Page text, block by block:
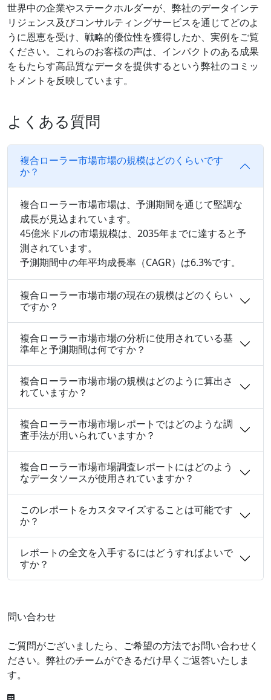
世界中の企業やステークホルダーが、弊社のデータインテ
リジェンス及びコンサルティングサービスを通じてどのよ
うに恩恵を受け、戦略的優位性を獲得したか、実例をご覧
ください。これらのお客様の声は、インパクトのある成果
をもたらす高品質なデータを提供するという弊社のコミッ
トメントを反映しています。
よくある質問
複合ローラー市場市場の規模はどのくらいです
か？
複合ローラー市場市場は、予測期間を通じて堅調な
成長が見込まれています。
45億米ドルの市場規模は、2035年までに達すると予
測されています。
予測期間中の年平均成長率（CAGR）は6.3%です。
複合ローラー市場市場の現在の規模はどのくらい
ですか？
複合ローラー市場市場の分析に使用されている基
準年と予測期間は何ですか？
複合ローラー市場市場の規模はどのように算出さ
れていますか？
複合ローラー市場市場レポートではどのような調
査手法が用いられていますか？
複合ローラー市場市場調査レポートにはどのよう
なデータソースが使用されていますか？
このレポートをカスタマイズすることは可能です
か？
レポートの全文を入手するにはどうすればよいで
すか？
問い合わせ
ご質問がございましたら、ご希望の方法でお問い合わせく
ださい。弊社のチームができるだけ早くご返答いたしま
す。